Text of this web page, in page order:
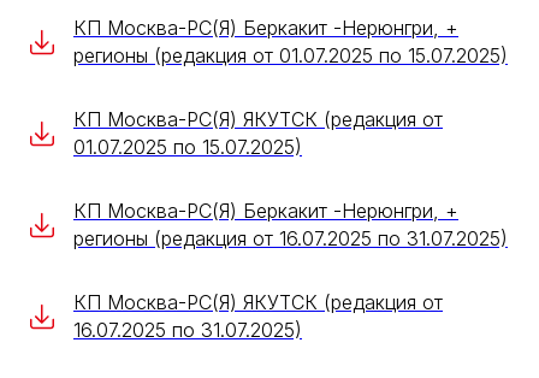
КП Москва-РС(Я) Беркакит -Нерюнгри, +
регионы (редакция от 01.07.2025 по 15.07.2025)
КП Москва-РС(Я) ЯКУТСК (редакция от
01.07.2025 по 15.07.2025)
КП Москва-РС(Я) Беркакит -Нерюнгри, +
регионы (редакция от 16.07.2025 по 31.07.2025)
КП Москва-РС(Я) ЯКУТСК (редакция от
16.07.2025 по 31.07.2025)